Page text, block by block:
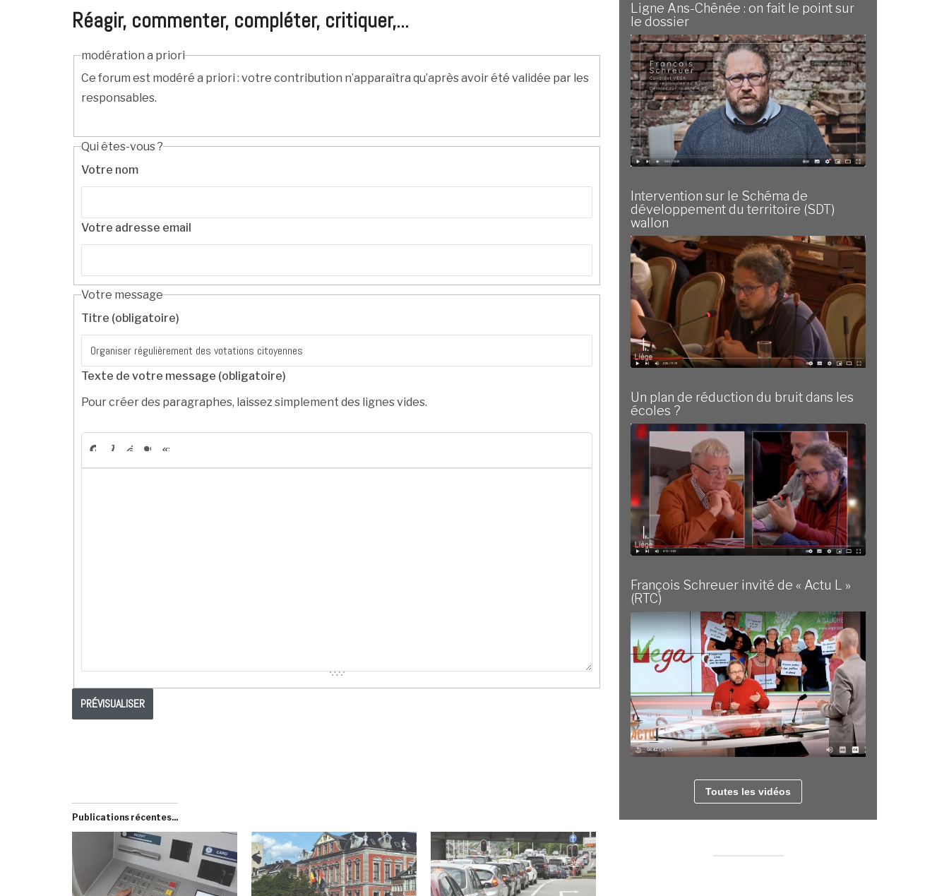
Réagir, commenter, compléter, critiquer,...
modération a priori
Ce forum est modéré a priori : votre contribution n’apparaîtra qu’après avoir été validée par les
responsables.
Qui êtes-vous ?
Votre nom
Votre adresse email
Votre message
Titre (obligatoire)
Texte de votre message (obligatoire)
Pour créer des paragraphes, laissez simplement des lignes vides.
Publications récentes...
Ligne Ans-Chênée : on fait le point sur
le dossier
Intervention sur le Schéma de
développement du territoire (SDT)
wallon
Un plan de réduction du bruit dans les
écoles ?
François Schreuer invité de « Actu L »
(RTC)
Toutes les vidéos